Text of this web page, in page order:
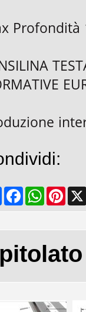
Profondità
Share FacebookWhatsApp